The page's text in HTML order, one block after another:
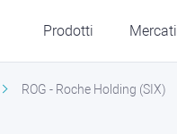
Prodotti Mercati
ROG - Roche Holding (SIX)